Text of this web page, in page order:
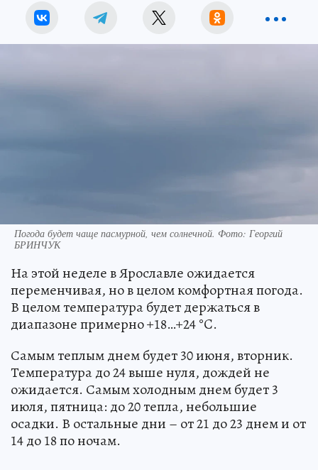
Погода будет чаще пасмурной, чем солнечной. Фото: Георгий
БРИНЧУК
На этой неделе в Ярославле ожидается
переменчивая, но в целом комфортная погода.
В целом температура будет держаться в
диапазоне примерно +18…+24 °C.
Самым теплым днем будет 30 июня, вторник.
Температура до 24 выше нуля, дождей не
ожидается. Самым холодным днем будет 3
июля, пятница: до 20 тепла, небольшие
осадки. В остальные дни – от 21 до 23 днем и от
14 до 18 по ночам.